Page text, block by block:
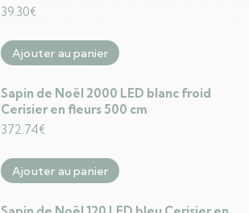
39.30€
Ajouter au panier
Sapin de Noël 2000 LED blanc froid
Cerisier en fleurs 500 cm
372.74€
Ajouter au panier